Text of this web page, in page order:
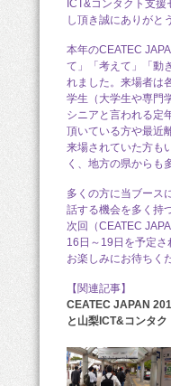
ICT&コンタクト支
し頂き誠にありがと
本年のCEATEC
て」「考えて」「動
れました。来場者は
学生（大学生や専門
シニアと言われる定
頂いている方や最近
来場されていた方も
く、地方の県からも
多くの方に当ブース
話する機会を多く持
次回（CEATEC
16日～19日を予定さ
お楽しみにお待ちく
【関連記事】
CEATEC JAPAN
と山梨ICT&コンタ